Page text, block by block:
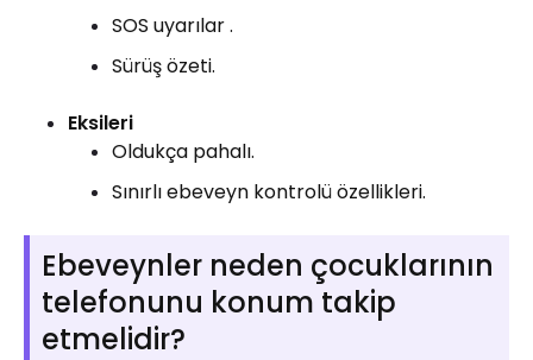
SOS uyarılar .
Sürüş özeti.
Eksileri
Oldukça pahalı.
Sınırlı ebeveyn kontrolü özellikleri.
Ebeveynler neden çocuklarının
telefonunu konum takip
etmelidir?